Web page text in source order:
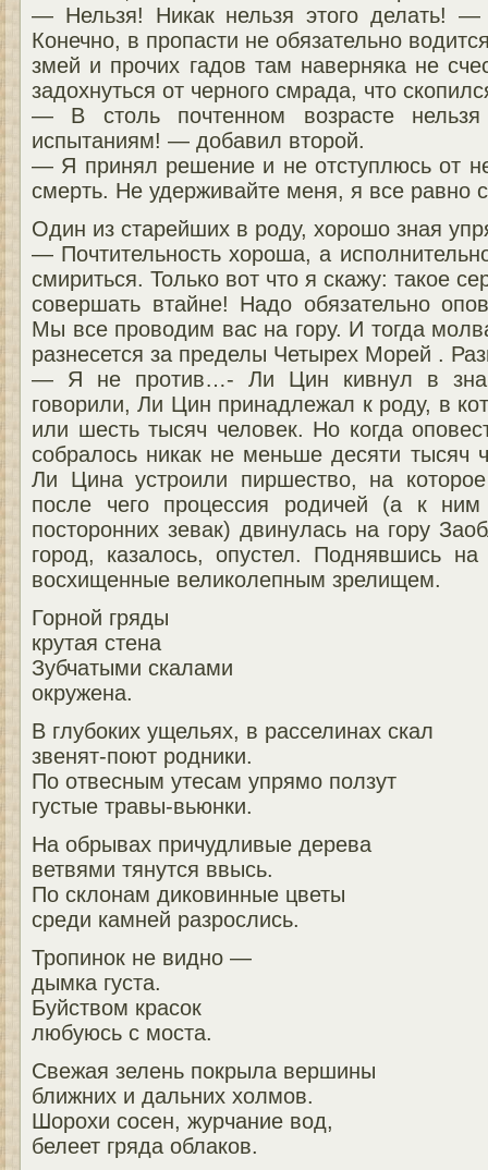
— Нельзя! Никак нельзя этого делать!
Конечно, в пропасти не обязательно
змей и прочих гадов там наверняка не
задохнуться от черного смрада, что
— В столь почтенном возрасте нельзя
испытаниям! — добавил второй.
— Я принял решение и не отступлюсь от
смерть. Не удерживайте меня, я все равно
Один из старейших в роду, хорошо зная
— Почтительность хороша, а
смириться. Только вот что я скажу: такое
совершать втайне! Надо обязательно
Мы все проводим вас на гору. И тогда
разнесется за пределы Четырех Морей .
— Я не против…- Ли Цин кивнул в
говорили, Ли Цин принадлежал к роду, в
или шесть тысяч человек. Но когда
собралось никак не меньше десяти тысяч
Ли Цина устроили пиршество, на
после чего процессия родичей (а к ним
посторонних зевак) двинулась на гору
город, казалось, опустел. Поднявшись
восхищенные великолепным зрелищем.
Горной гряды
крутая стена
Зубчатыми скалами
окружена.
В глубоких ущельях, в расселинах скал
звенят-поют родники.
По отвесным утесам упрямо ползут
густые травы-вьюнки.
На обрывах причудливые дерева
ветвями тянутся ввысь.
По склонам диковинные цветы
среди камней разрослись.
Тропинок не видно —
дымка густа.
Буйством красок
любуюсь с моста.
Свежая зелень покрыла вершины
ближних и дальних холмов.
Шорохи сосен, журчание вод,
белеет гряда облаков.